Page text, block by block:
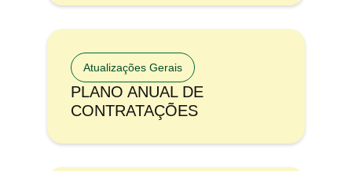
Atualizações Gerais
PLANO ANUAL DE
CONTRATAÇÕES